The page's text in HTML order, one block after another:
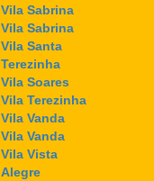
Vila Sabrina
Vila Sabrina
Vila Santa
Terezinha
Vila Soares
Vila Terezinha
Vila Vanda
Vila Vanda
Vila Vista
Alegre